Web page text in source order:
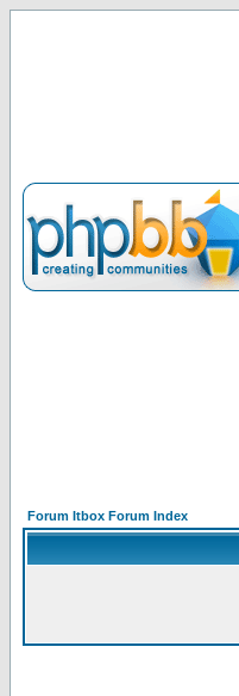
Forum Itbox Forum Index